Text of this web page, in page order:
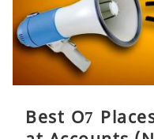
Best O7